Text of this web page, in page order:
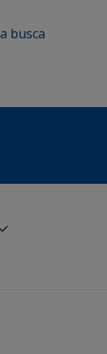
busca